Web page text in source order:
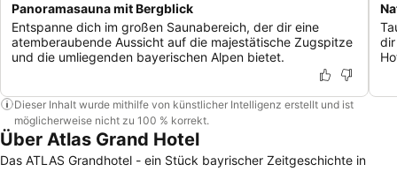
Panoramasauna mit Bergblick
Entspanne dich im großen Saunabereich, der dir eine
atemberaubende Aussicht auf die majestätische Zugspitze
und die umliegenden bayerischen Alpen bietet.
Dieser Inhalt wurde mithilfe von künstlicher Intelligenz erstellt und ist
möglicherweise nicht zu 100 % korrekt.
Über Atlas Grand Hotel
Das ATLAS Grandhotel - ein Stück bayrischer Zeitgeschichte in